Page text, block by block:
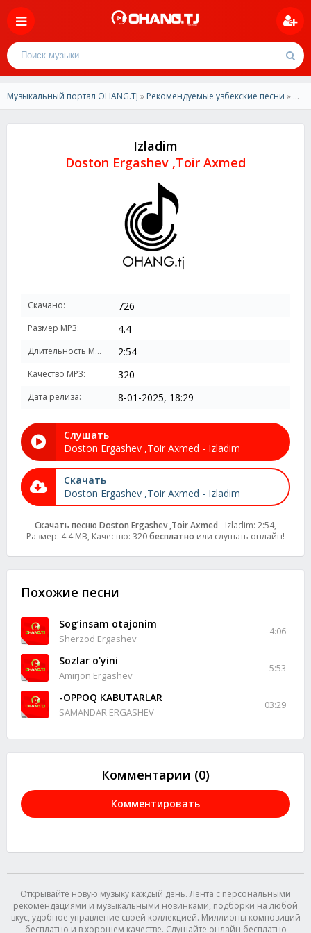
Музыкальный портал OHANG.TJ » Рекомендуемые узбекские песни » Doston Ergashev ,Toir Axmed - Izladim
Izladim
Doston Ergashev ,Toir Axmed
Скачано: 726
Размер MP3: 4.4
Длительность MP3: 2:54
Качество MP3: 320
Дата релиза: 8-01-2025, 18:29
Слушать
Doston Ergashev ,Toir Axmed - Izladim
Скачать
Doston Ergashev ,Toir Axmed - Izladim
Скачать песню Doston Ergashev ,Toir Axmed - Izladim: 2:54,
Размер: 4.4 MB, Качество: 320бесплатно или слушать онлайн!
Похожие песни
Sog’insam otajonim
Sherzod Ergashev
4:06
Sozlar o'yini
Amirjon Ergashev
5:53
-OPPOQ KABUTARLAR
SAMANDAR ERGASHEV
03:29
Комментарии (0)
Комментировать
Открывайте новую музыку каждый день. Лента с персональными
рекомендациями и музыкальными новинками, подборки на любой
вкус, удобное управление своей коллекцией. Миллионы композиций
бесплатно и в хорошем качестве. Слушайте онлайн бесплатно